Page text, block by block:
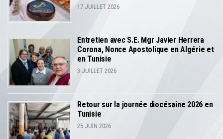
17 JUILLET 2026
Entretien avec S.E. Mgr Javier Herrera
Corona, Nonce Apostolique en Algérie et
en Tunisie
3 JUILLET 2026
Retour sur la journée diocésaine 2026 en
Tunisie
25 JUIN 2026